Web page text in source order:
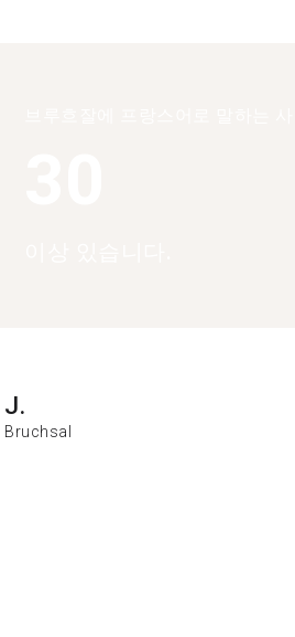
J.
Bruchsal